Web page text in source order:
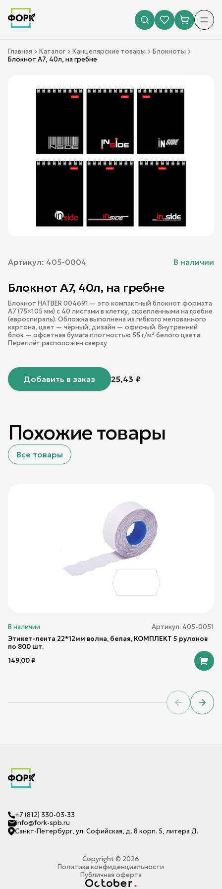
Главная Каталог Канцелярские товары
Блокноты
Блокнот А7, 40л, на гребне
Артикул: 405-0004 В наличии
Блокнот А7, 40л, на гребне
Блокнот HATBER 004691 — это компактный блокнот формата
А7 (75×105 мм) с 40 листами в клетку, скреплёнными на гребне
(евроспираль). Обложка выполнена из гибкого мелованного
картона, цвет — чёрный, дизайн — офисный. Внутренний
блок — офсетная бумага плотностью 55 г/м² белого цвета.
Переплёт расположен сверху
Добавить в заказ 25,43 ₽
Похожие товары
Все товары
В наличии Артикул: 405-0051
Этикет-лента 22*12мм волна, белая, КОМПЛЕКТ 5 рулонов
по 800 шт.
149,00₽
Previous
Next
+7 (812) 330-03-33
info@fork-spb.ru
Санкт-Петербург, ул. Софийская, д. 8 корп. 5, литера Д.
Copyright © 2026
Политика конфиденциальности
Публичная оферта